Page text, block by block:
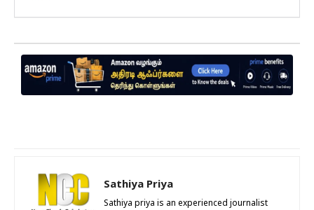
Sathiya Priya
Sathiya priya is an experienced journalist